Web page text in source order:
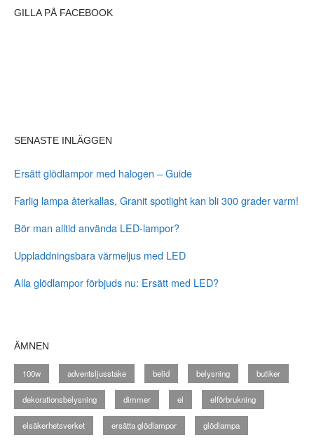
s
GILLA PÅ FACEBOOK
SENASTE INLÄGGEN
Ersätt glödlampor med halogen – Guide
Farlig lampa återkallas, Granit spotlight kan bli 300 grader varm!
Bör man alltid använda LED-lampor?
Uppladdningsbara värmeljus med LED
Alla glödlampor förbjuds nu: Ersätt med LED?
ÄMNEN
100w adventsljusstake belid belysning butiker
dekorationsbelysning dimmer el elförbrukning
elsäkerhetsverket ersätta glödlampor glödlampa